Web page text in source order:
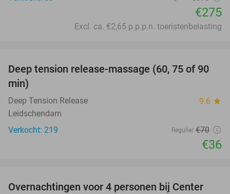
€275
Excl. ca. €2,65 p.p.p.n. toeristenbelasting
49%
Deep tension release-massage (60, 75 of 90
min)
Deep Tension Release 9.6 star
Leidschendam
Verkocht: 219
Regulier €70
€36
Overnachtingen voor 4 personen bij Center